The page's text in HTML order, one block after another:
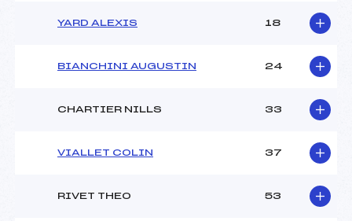
YARD ALEXIS 18
BIANCHINI AUGUSTIN 24
CHARTIER NILLS 33
VIALLET COLIN 37
RIVET THEO 53